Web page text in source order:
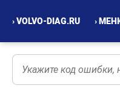
› VOLVO-DIAG.RU ›